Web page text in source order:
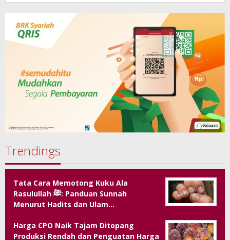
Trendings
Tata Cara Memotong Kuku Ala
Rasulullah ﷺ: Panduan Sunnah
Menurut Hadits dan Ulam…
Harga CPO Naik Tajam Ditopang
Produksi Rendah dan Penguatan Harga